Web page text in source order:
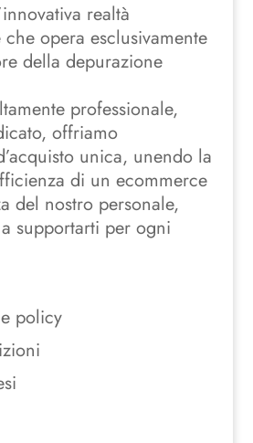
realtà
opera esclusivamente
della depurazione
professionale,
offriamo
unica, unendo la
di un ecommerce
del nostro personale,
supportarti per ogni
policy